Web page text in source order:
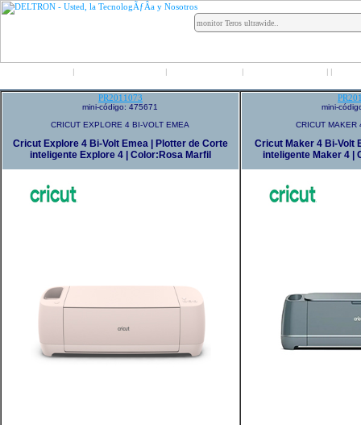
| | | | |
PR2011073
mini-código: 475671
CRICUT EXPLORE 4 BI-VOLT EMEA
Cricut Explore 4 Bi-Volt Emea | Plotter de Corte
inteligente Explore 4 | Color:Rosa Marfil
mini-
CRICUT MAKER
Cricut Maker 4 Bi-Volt
inteligente Maker 4 |